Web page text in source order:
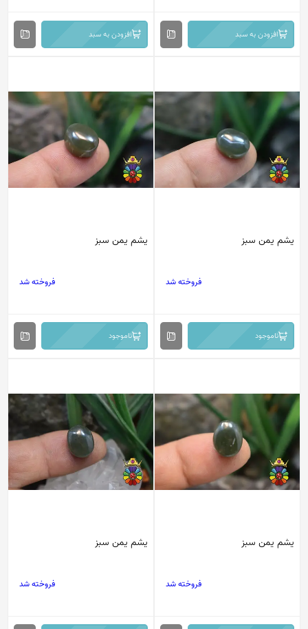
افزودن به سبد افزودن به سبد
یشم یمن سبز
فروخته شد
ناموجود
یشم یمن سبز
فروخته شد
ناموجود
یشم یمن سبز
فروخته شد
یشم یمن سبز
فروخته شد